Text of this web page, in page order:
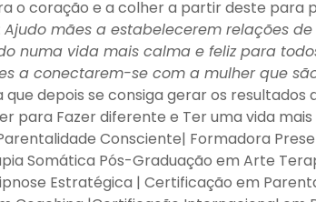
o coração e a colher a partir deste para
Ajudo mães a estabelecerem relações
numa vida mais calma e feliz para
a conectarem-se com a mulher que
que depois se consiga gerar os resultados
para Fazer diferente e Ter uma vida
Consciente| Formadora
Somática Pós-Graduação em Arte
Estratégica | Certificação em